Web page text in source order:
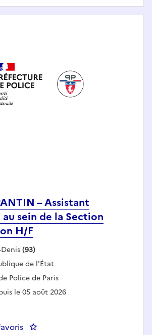
– Assistant
sein de la Section
H/F
:
(93)
:de l'État
Police de Paris
le 05 août 2026
: SDPTS 2 PANTIN – Assistant